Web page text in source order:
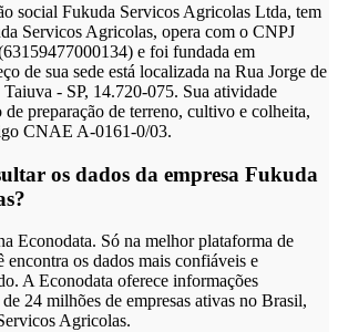
social Fukuda Servicos Agricolas Ltda, tem
Servicos Agricolas, opera com o CNPJ
e foi fundada em
de sua sede está localizada na Rua Jorge de
- SP, 14.720-075. Sua atividade
preparação de terreno, cultivo e colheita,
CNAE A-0161-0/03.
os dados da empresa Fukuda
Econodata. Só na melhor plataforma de
os dados mais confiáveis e
A Econodata oferece informações
24 milhões de empresas ativas no Brasil,
Agricolas.